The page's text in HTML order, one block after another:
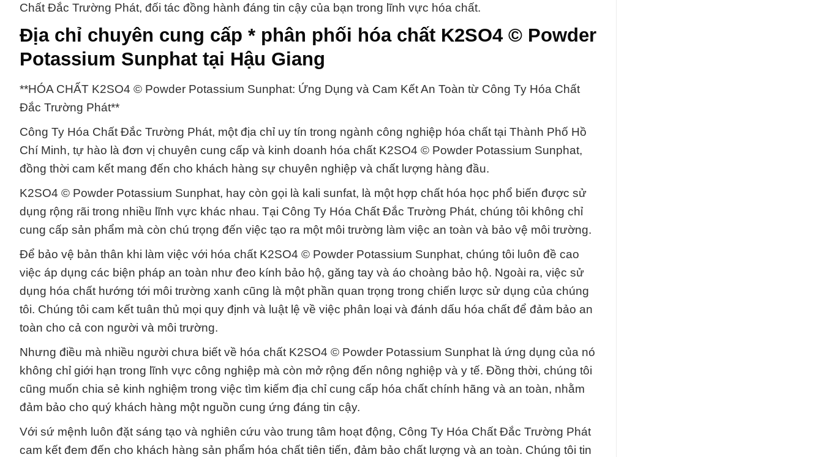
Chất Đắc Trường Phát, đối tác đồng hành đáng tin cậy của bạn trong lĩnh vực hóa chất.
Địa chỉ chuyên cung cấp * phân phối hóa chất K2SO4 © Powder
Potassium Sunphat tại Hậu Giang
**HÓA CHẤT K2SO4 © Powder Potassium Sunphat: Ứng Dụng và Cam Kết An Toàn từ Công Ty Hóa Chất
Đắc Trường Phát**
Công Ty Hóa Chất Đắc Trường Phát, một địa chỉ uy tín trong ngành công nghiệp hóa chất tại Thành Phố Hồ
Chí Minh, tự hào là đơn vị chuyên cung cấp và kinh doanh hóa chất K2SO4 © Powder Potassium Sunphat,
đồng thời cam kết mang đến cho khách hàng sự chuyên nghiệp và chất lượng hàng đầu.
K2SO4 © Powder Potassium Sunphat, hay còn gọi là kali sunfat, là một hợp chất hóa học phổ biến được sử
dụng rộng rãi trong nhiều lĩnh vực khác nhau. Tại Công Ty Hóa Chất Đắc Trường Phát, chúng tôi không chỉ
cung cấp sản phẩm mà còn chú trọng đến việc tạo ra một môi trường làm việc an toàn và bảo vệ môi trường.
Để bảo vệ bản thân khi làm việc với hóa chất K2SO4 © Powder Potassium Sunphat, chúng tôi luôn đề cao
việc áp dụng các biện pháp an toàn như đeo kính bảo hộ, găng tay và áo choàng bảo hộ. Ngoài ra, việc sử
dụng hóa chất hướng tới môi trường xanh cũng là một phần quan trọng trong chiến lược sử dụng của chúng
tôi. Chúng tôi cam kết tuân thủ mọi quy định và luật lệ về việc phân loại và đánh dấu hóa chất để đảm bảo an
toàn cho cả con người và môi trường.
Nhưng điều mà nhiều người chưa biết về hóa chất K2SO4 © Powder Potassium Sunphat là ứng dụng của nó
không chỉ giới hạn trong lĩnh vực công nghiệp mà còn mở rộng đến nông nghiệp và y tế. Đồng thời, chúng tôi
cũng muốn chia sẻ kinh nghiệm trong việc tìm kiếm địa chỉ cung cấp hóa chất chính hãng và an toàn, nhằm
đảm bảo cho quý khách hàng một nguồn cung ứng đáng tin cậy.
Với sứ mệnh luôn đặt sáng tạo và nghiên cứu vào trung tâm hoạt động, Công Ty Hóa Chất Đắc Trường Phát
cam kết đem đến cho khách hàng sản phẩm hóa chất tiên tiến, đảm bảo chất lượng và an toàn. Chúng tôi tin